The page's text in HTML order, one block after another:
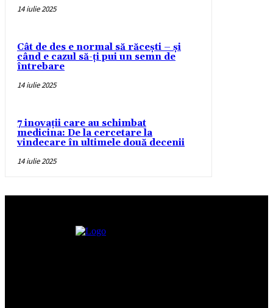
14 iulie 2025
Cât de des e normal să răcești – și
când e cazul să-ți pui un semn de
întrebare
14 iulie 2025
7 inovații care au schimbat
medicina: De la cercetare la
vindecare în ultimele două decenii
14 iulie 2025